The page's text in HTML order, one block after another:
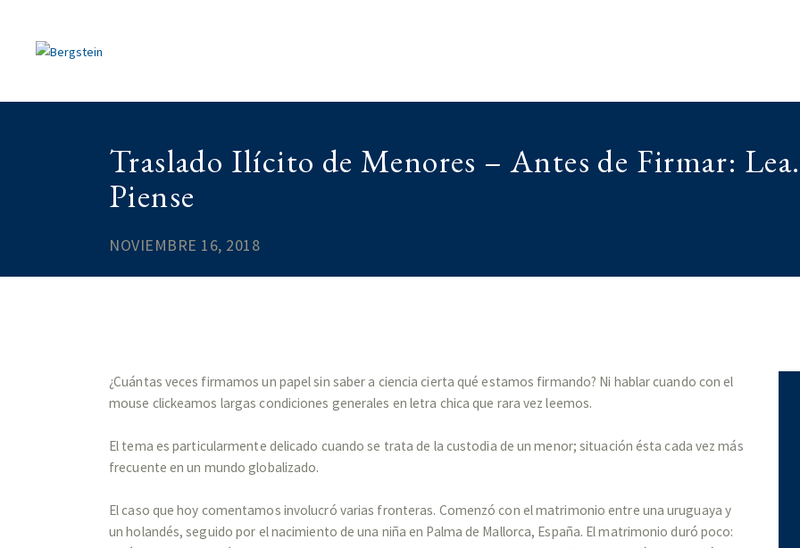
Traslado Ilícito de Menores – Antes de Firmar:
Piense
NOVIEMBRE 16, 2018
¿Cuántas veces firmamos un papel sin saber a ciencia cierta qué estamos firmando? Ni hablar cuando con el
mouse clickeamos largas condiciones generales en letra chica que rara vez leemos.
El tema es particularmente delicado cuando se trata de la custodia de un menor; situación ésta cada vez más
frecuente en un mundo globalizado.
El caso que hoy comentamos involucró varias fronteras. Comenzó con el matrimonio entre una uruguaya y
un holandés, seguido por el nacimiento de una niña en Palma de Mallorca, España. El matrimonio duró poco: